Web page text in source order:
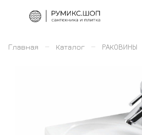
Главная – Каталог – РАКОВИНЫ